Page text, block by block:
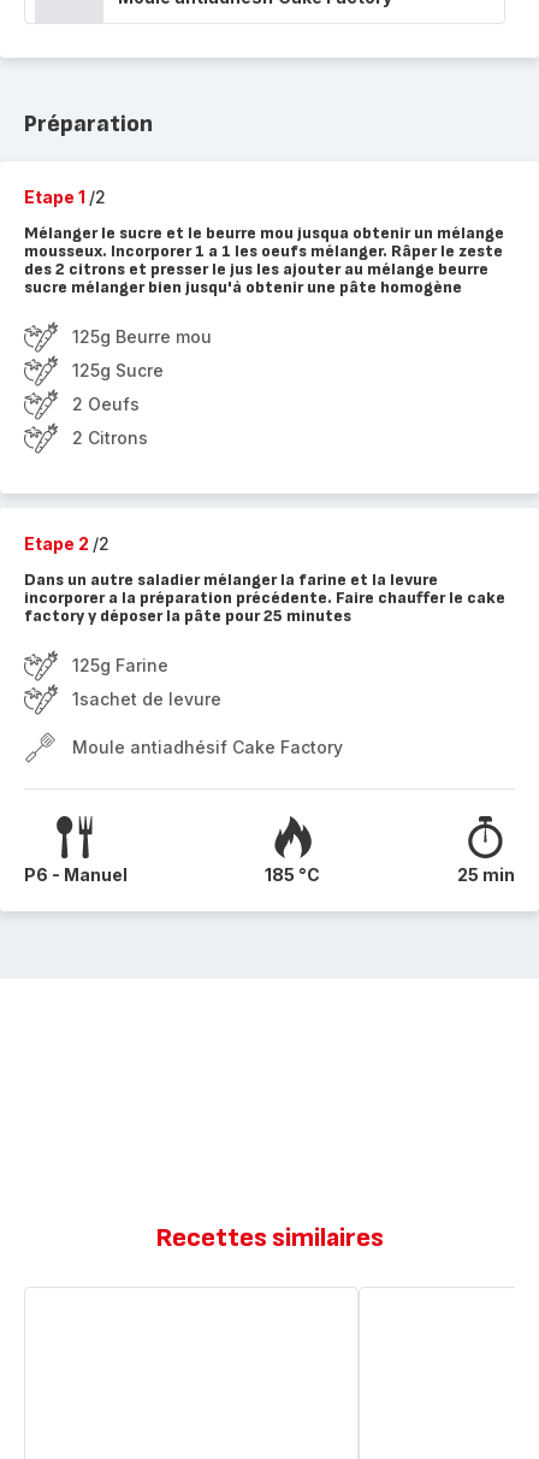
Préparation
Etape 1 /2
Mélanger le sucre et le beurre mou jusqua obtenir un mélange
mousseux. Incorporer 1 a 1 les oeufs mélanger. Râper le zeste
des 2 citrons et presser le jus les ajouter au mélange beurre
sucre mélanger bien jusqu'à obtenir une pâte homogène
125g Beurre mou
125g Sucre
2 Oeufs
2 Citrons
Etape 2 /2
Dans un autre saladier mélanger la farine et la levure
incorporer a la préparation précédente. Faire chauffer le cake
factory y déposer la pâte pour 25 minutes
125g Farine
1sachet de levure
Moule antiadhésif Cake Factory
P6 - Manuel 185 °C 25 min
Recettes similaires